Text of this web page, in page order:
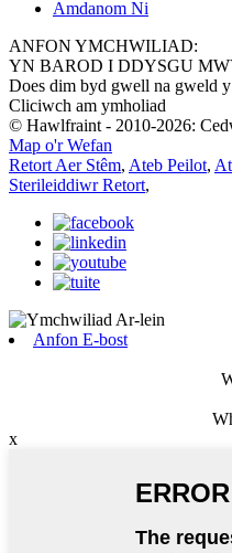
Amdanom Ni
ANFON YMCHWILIAD:
YN BAROD I DDYSGU
Does dim byd gwell na gweld
Cliciwch am ymholiad
© Hawlfraint - 2010-2026:
Map o'r Wefan
Retort Aer Stêm, Ateb Peilot,
Sterileiddiwr Retort,
Anfon E-bost
x